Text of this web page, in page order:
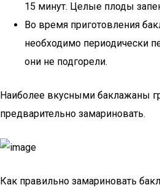
15 минут. Целые плоды
Во время приготовления
необходимо периодически
они не подгорели.
Наиболее вкусными баклажаны
предварительно замариновать.
Как правильно замариновать